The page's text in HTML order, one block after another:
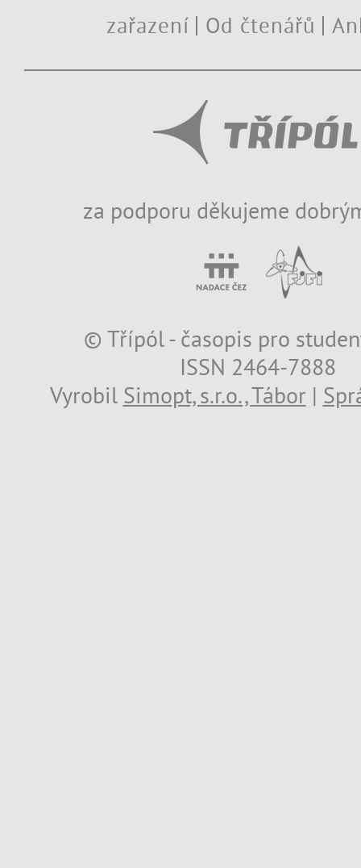
zařazení
Od čtenářů
za podporu děkujeme
© Třípól - časopis pro
ISSN 2464-7888
Vyrobil Simopt, s.r.o., Tábor |